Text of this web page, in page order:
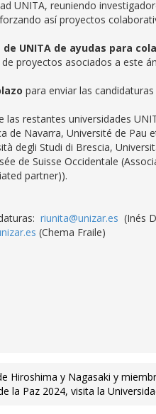
UNITA, reuniendo
así proyectos
UNITA de ayudas para
proyectos asociados a este
para enviar las candidaturas
restantes universidades
Navarra, Université de Pau
degli Studi di Brescia,
de Suisse Occidentale
partner)).
riunita@unizar.es (Inés
(Chema Fraile)
Hiroshima y Nagasaki y
la Paz 2024, visita la